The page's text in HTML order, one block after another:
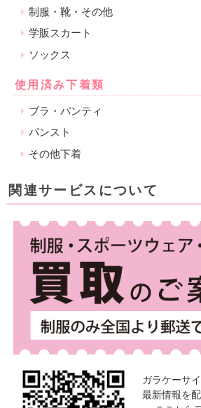
制服・靴・その他
学販スカート
ソックス
使用済み下着類
ブラ・パンティ
パンスト
その他下着
関連サービスについて
ガラケーサ
最新情報を配